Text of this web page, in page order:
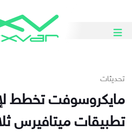
تحديثات
مايكروسوفت تخطط
تطبيقات ميتافيرس